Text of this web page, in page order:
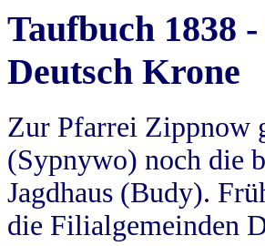
Taufbuch 1838
Deutsch Krone
Zur Pfarrei Zippnow
(Sypnywo) noch die
Jagdhaus (Budy).
die Filialgemeinden